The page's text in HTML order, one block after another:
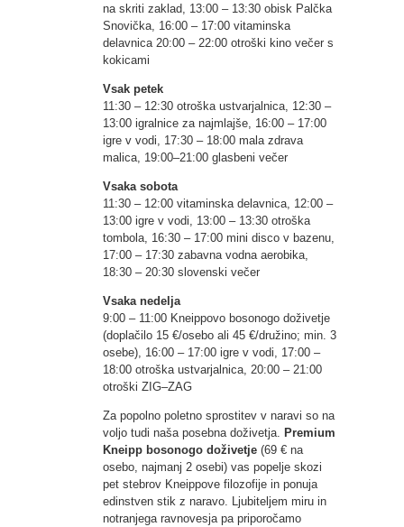
na skriti zaklad, 13:00 – 13:30 obisk Palčka
Snovička, 16:00 – 17:00 vitaminska
delavnica 20:00 – 22:00 otroški kino večer s
kokicami
Vsak petek
11:30 – 12:30 otroška ustvarjalnica, 12:30 –
13:00 igralnice za najmlajše, 16:00 – 17:00
igre v vodi, 17:30 – 18:00 mala zdrava
malica, 19:00–21:00 glasbeni večer
Vsaka sobota
11:30 – 12:00 vitaminska delavnica, 12:00 –
13:00 igre v vodi, 13:00 – 13:30 otroška
tombola, 16:30 – 17:00 mini disco v bazenu,
17:00 – 17:30 zabavna vodna aerobika,
18:30 – 20:30 slovenski večer
Vsaka nedelja
9:00 – 11:00 Kneippovo bosonogo doživetje
(doplačilo 15 €/osebo ali 45 €/družino; min. 3
osebe), 16:00 – 17:00 igre v vodi, 17:00 –
18:00 otroška ustvarjalnica, 20:00 – 21:00
otroški ZIG–ZAG
Za popolno poletno sprostitev v naravi so na
voljo tudi naša posebna doživetja. Premium
Kneipp bosonogo doživetje (69 € na
osebo, najmanj 2 osebi) vas popelje skozi
pet stebrov Kneippove filozofije in ponuja
edinstven stik z naravo. Ljubiteljem miru in
notranjega ravnovesja pa priporočamo